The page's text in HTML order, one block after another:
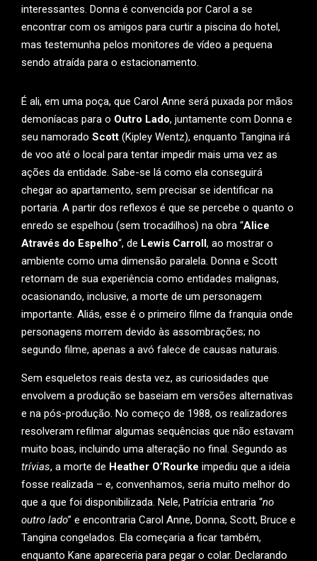
interessantes. Donna é convencida por Carol a se
encontrar com os amigos para curtir a piscina do hotel,
mas testemunha pelos monitores de vídeo a pequena
sendo atraída para o estacionamento.
É ali, em uma poça, que Carol Anne será puxada por mãos
demoníacas para o Outro Lado, juntamente com Donna e
seu namorado Scott (Kipley Wentz), enquanto Tangina irá
de voo até o local para tentar impedir mais uma vez as
ações da entidade. Sabe-se lá como ela conseguirá
chegar ao apartamento, sem precisar se identificar na
portaria. A partir dos reflexos é que se percebe o quanto o
enredo se espelhou (sem trocadilhos) na obra “Alice
Através do Espelho“, de Lewis Carroll, ao mostrar o
ambiente como uma dimensão paralela. Donna e Scott
retornam de sua experiência como entidades malignas,
ocasionando, inclusive, a morte de um personagem
importante. Aliás, esse é o primeiro filme da franquia onde
personagens morrem devido às assombrações; no
segundo filme, apenas a avó falece de causas naturais.
Sem esqueletos reais desta vez, as curiosidades que
envolvem a produção se baseiam em versões alternativas
e na pós-produção. No começo de 1988, os realizadores
resolveram refilmar algumas sequências que não estavam
muito boas, incluindo uma alteração no final. Segundo as
trívias, a morte de Heather O’Rourke impediu que a ideia
fosse realizada – e, convenhamos, seria muito melhor do
que a que foi disponibilizada. Nele, Patrícia entraria “no
outro lado” e encontraria Carol Anne, Donna, Scott, Bruce e
Tangina congelados. Ela começaria a ficar também,
enquanto Kane apareceria para pegar o colar. Declarando